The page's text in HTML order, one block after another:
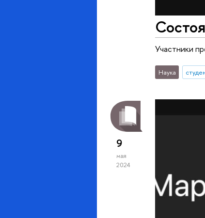
Участники
Наука
9
мая
2024